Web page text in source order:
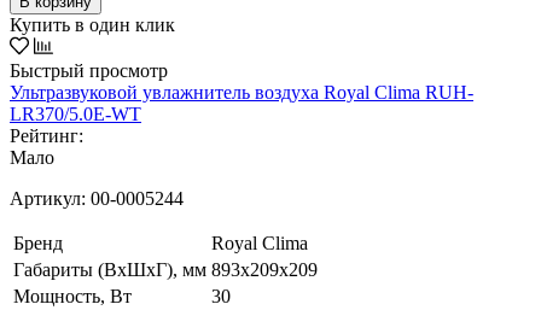
Купить в один клик
Быстрый просмотр
Ультразвуковой увлажнитель воздуха Royal Clima RUH-
LR370/5.0E-WT
Рейтинг:
Мало
Артикул: 00-0005244
Бренд
Royal Clima
Габариты (ВхШхГ), мм 893x209x209
Мощность, Вт
30